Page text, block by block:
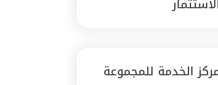
الخدمة للمجموعة